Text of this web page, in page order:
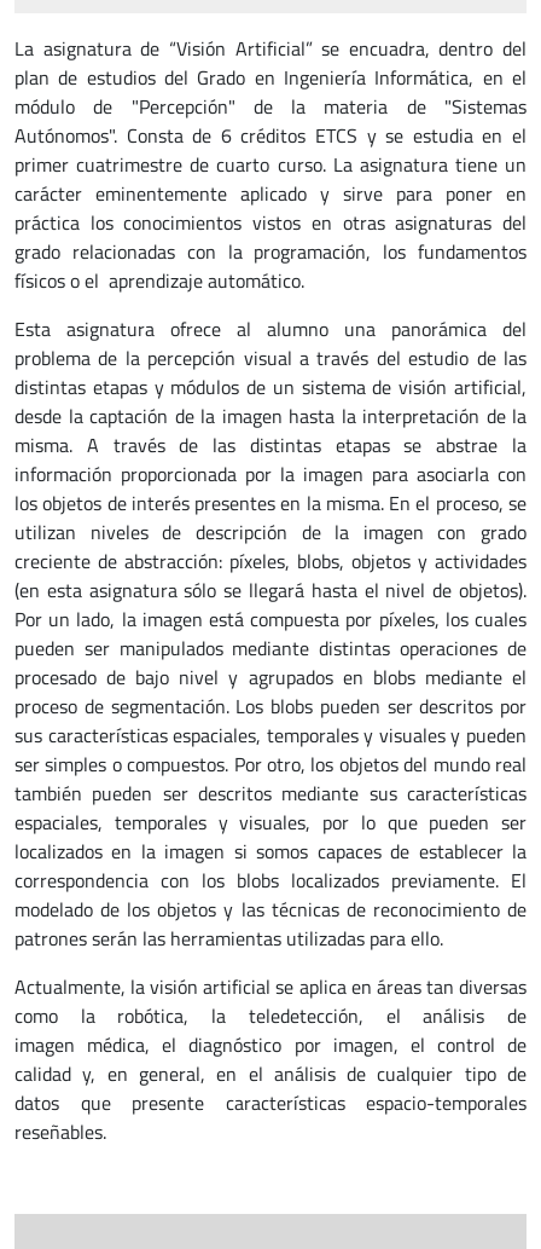
La asignatura de “Visión Artificial” se encuadra, dentro del
plan de estudios del Grado en Ingeniería Informática, en el
módulo de "Percepción" de la materia de "Sistemas
Autónomos". Consta de 6 créditos ETCS y se estudia en el
primer cuatrimestre de cuarto curso. La asignatura tiene un
carácter eminentemente aplicado y sirve para poner en
práctica los conocimientos vistos en otras asignaturas del
grado relacionadas con la programación, los fundamentos
físicos o el aprendizaje automático.
Esta asignatura ofrece al alumno una panorámica del
problema de la percepción visual a través del estudio de las
distintas etapas y módulos de un sistema de visión artificial,
desde la captación de la imagen hasta la interpretación de la
misma. A través de las distintas etapas se abstrae la
información proporcionada por la imagen para asociarla con
los objetos de interés presentes en la misma. En el proceso, se
utilizan niveles de descripción de la imagen con grado
creciente de abstracción: píxeles, blobs, objetos y actividades
(en esta asignatura sólo se llegará hasta el nivel de objetos).
Por un lado, la imagen está compuesta por píxeles, los cuales
pueden ser manipulados mediante distintas operaciones de
procesado de bajo nivel y agrupados en blobs mediante el
proceso de segmentación. Los blobs pueden ser descritos por
sus características espaciales, temporales y visuales y pueden
ser simples o compuestos. Por otro, los objetos del mundo real
también pueden ser descritos mediante sus características
espaciales, temporales y visuales, por lo que pueden ser
localizados en la imagen si somos capaces de establecer la
correspondencia con los blobs localizados previamente. El
modelado de los objetos y las técnicas de reconocimiento de
patrones serán las herramientas utilizadas para ello.
Actualmente, la visión artificial se aplica en áreas tan diversas
como la robótica, la teledetección, el análisis de
imagen médica, el diagnóstico por imagen, el control de
calidad y, en general, en el análisis de cualquier tipo de
datos que presente características espacio-temporales
reseñables.